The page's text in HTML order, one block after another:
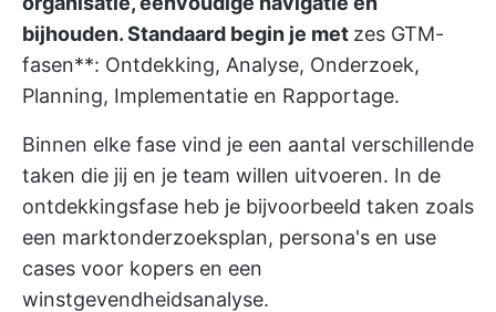
bijhouden. Standaard begin je met zes GTM-
fasen**: Ontdekking, Analyse, Onderzoek,
Planning, Implementatie en Rapportage.
Binnen elke fase vind je een aantal verschillende
taken die jij en je team willen uitvoeren. In de
ontdekkingsfase heb je bijvoorbeeld taken zoals
een marktonderzoeksplan, persona's en use
cases voor kopers en een
winstgevendheidsanalyse.